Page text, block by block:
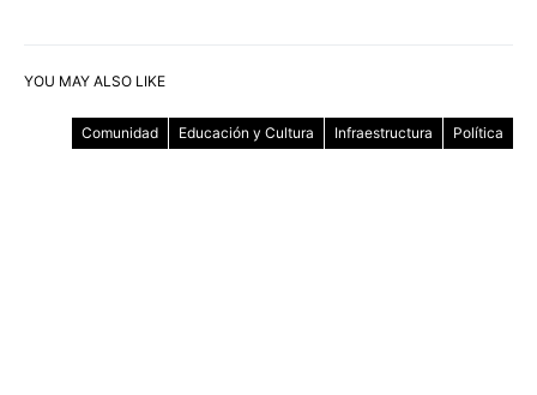
YOU MAY ALSO LIKE
Comunidad Educación y Cultura Infraestructura Política